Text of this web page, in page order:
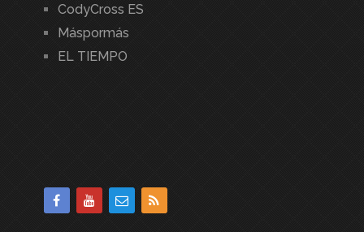
CodyCross ES
Máspormás
EL TIEMPO